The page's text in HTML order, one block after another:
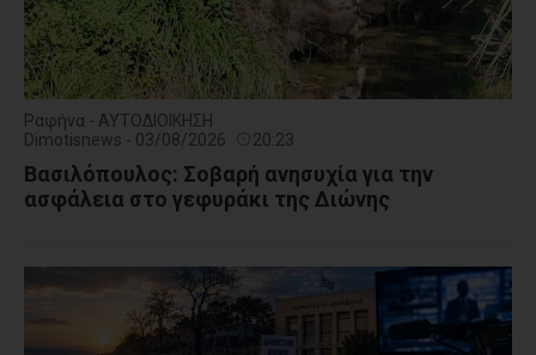
Ραφήνα - ΑΥΤΟΔΙΟΙΚΗΣΗ
Dimotisnews - 03/08/2026
20:23
Βασιλόπουλος: Σοβαρή ανησυχία για την
ασφάλεια στο γεφυράκι της Διώνης